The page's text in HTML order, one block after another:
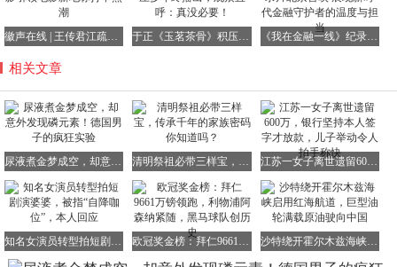
起，而一旦遇到光线就会熄灭。
他给这种神秘的物质命名为“磷”，寓意为“光之携带者”。
这是人类历史上首次通过人工手段发现的化学元素，也是一
种前所未有的“发光物质”。
布兰德意识到这种物质可能比黄金更为珍贵，于是开始通
过“魔法表演”来赚取钱财。
他在市集上向贵族们展示“尿液发光术”，收取高额门票，一
时间风光无限。
然而，他并未公开磷的制造方法，直到六年后才被英国科学
家波义耳破解。
徽声在线 | 王传君江疏影引领电影新地标打卡热潮 于正《玉茗茶骨》积压多年终播出，观众直呼：真没必要！ 《我在金融一线》纪录片北京首映 展现新时代金融守护者的温度与担当
相关文章
尿液煮金梦成空，却意外发现磷元素！德国男子的疯狂实验 清明祭祖必带三样宝，传承千年的家族密码你知道吗？ 江苏一女子离世遗留600万，银行坚持本人签字才放款，儿子举动令人拍手称快
知名女演员转型拍短剧演婆婆，被指“自降咖位”，本人回应 欧冠奖金榜：拜仁9661万镑领跑，利物浦阿森纳紧随，黑马球队创历史 沙特绕开霍尔木兹海峡启用红海航道，巨型油轮满载原油驶向中国